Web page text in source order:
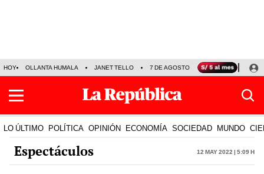
HOY OLLANTA HUMALA JANET TELLO 7 DE AGOSTO TINKA RESULTADOS
LO ÚLTIMO POLÍTICA OPINIÓN ECONOMÍA SOCIEDAD MUNDO
Espectáculos 12 May 2022 | 5:09 h